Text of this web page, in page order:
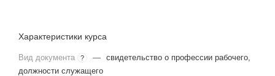
Характеристики курса
Вид документа ? — свидетельство о профессии рабочего,
должности служащего